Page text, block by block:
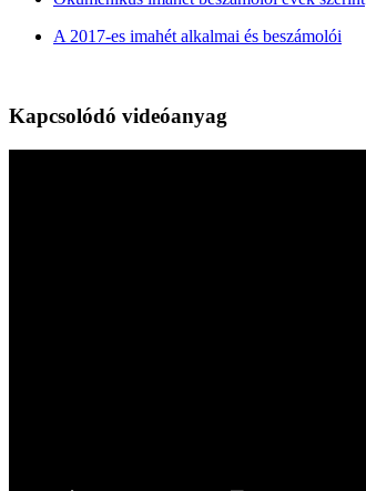
A 2017-es imahét alkalmai és beszámolói
Kapcsolódó videóanyag